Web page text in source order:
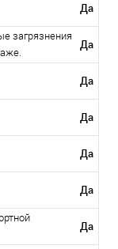
Да
загрязнения
Да
Да
Да
Да
Да
Да